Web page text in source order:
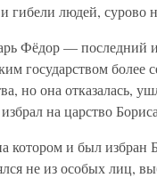
гибели людей, сурово
Фёдор — последний
государством более
но она отказалась,
на царство
котором и был
не из особых лиц,